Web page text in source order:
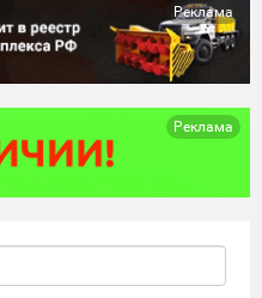
Реклама
Реклама